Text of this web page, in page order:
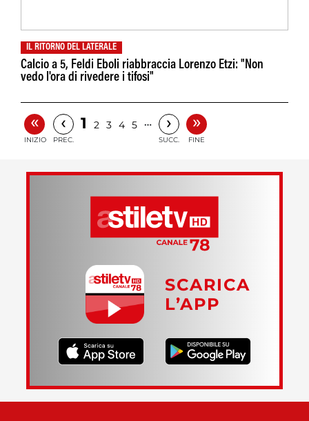
IL RITORNO DEL LATERALE
Calcio a 5, Feldi Eboli riabbraccia Lorenzo Etzi: "Non
vedo l'ora di rivedere i tifosi"
«
INIZIO
‹
PREC.
1 2 3 4 5 … ›
SUCC.
»
FINE
SCARICA
L’APP